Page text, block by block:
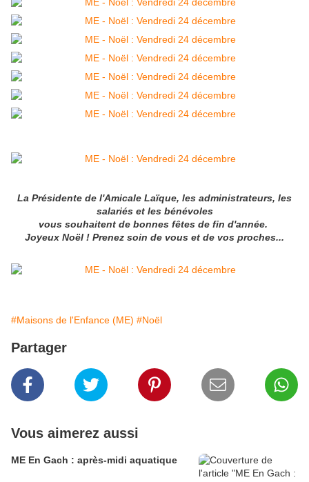
La Présidente de l'Amicale Laïque, les administrateurs, les
salariés et les bénévoles
vous souhaitent de bonnes fêtes de fin d'année.
Joyeux Noël ! Prenez soin de vous et de vos proches...
#Maisons de l'Enfance (ME) #Noël
Partager
Vous aimerez aussi
ME En Gach : après-midi aquatique